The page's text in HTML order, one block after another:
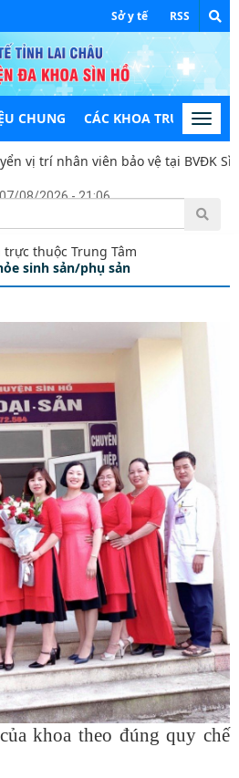
Sở y tế RSS
CHUNG CÁC KHOA TRỰC
vị trí nhân viên bảo vệ tại BVĐK Sìn
08/2026 - 21:06
trực thuộc Trung Tâm
sinh sản/phụ sản
khoa theo đúng quy chế